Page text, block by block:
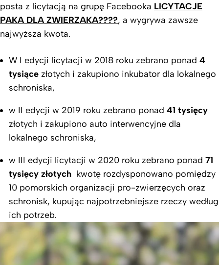
posta z licytacją na grupę Facebooka LICYTACJE
PAKA DLA ZWIERZAKA????, a wygrywa zawsze
najwyższa kwota.
W I edycji licytacji w 2018 roku zebrano ponad 4
tysiące złotych i zakupiono inkubator dla lokalnego
schroniska,
w II edycji w 2019 roku zebrano ponad 41 tysięcy
złotych i zakupiono auto interwencyjne dla
lokalnego schroniska,
w III edycji licytacji w 2020 roku zebrano ponad 71
tysięcy złotych kwotę rozdysponowano pomiędzy
10 pomorskich organizacji pro-zwierzęcych oraz
schronisk, kupując najpotrzebniejsze rzeczy według
ich potrzeb.